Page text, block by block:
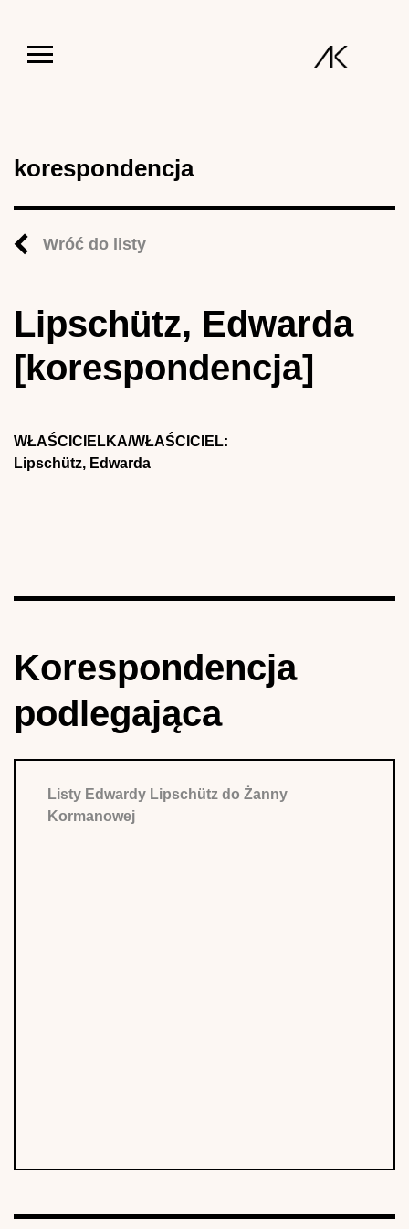
korespondencja
Wróć do listy
Lipschütz, Edwarda
[korespondencja]
WŁAŚCICIELKA/WŁAŚCICIEL:
Lipschütz, Edwarda
Korespondencja
podlegająca
Listy Edwardy Lipschütz do Żanny
Kormanowej